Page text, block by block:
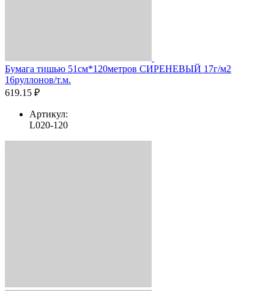
Бумага тишью 51см*120метров СИРЕНЕВЫЙ 17г/м2
16руллонов/т.м.
619.15 ₽
Артикул:
L020-120